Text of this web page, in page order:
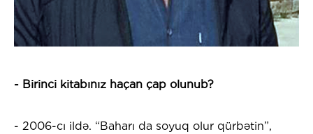
- Birinci kitabınız haçan çap olunub?
- 2006-cı ildə. “Baharı da soyuq olur qürbətin”,